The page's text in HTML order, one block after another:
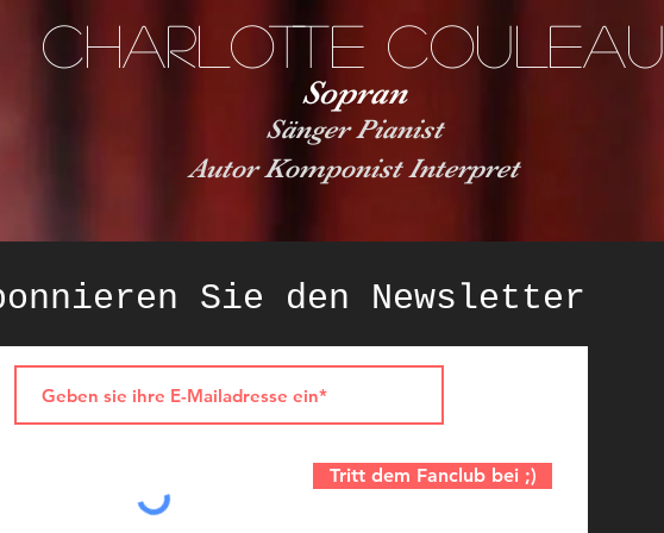
Sie den Newsletter
Tritt dem Fanclub bei ;)
Charlotte Couleau
Sopran
Sänger Pianist
Autor Komponist Interpret